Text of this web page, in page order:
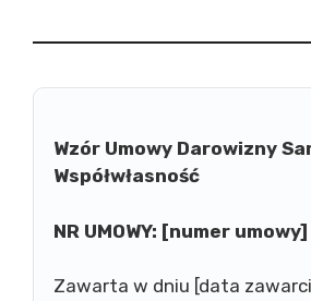
Wzór Umowy Darowizny
Współwłasność
NR UMOWY: [numer umowy]
Zawarta w dniu [data